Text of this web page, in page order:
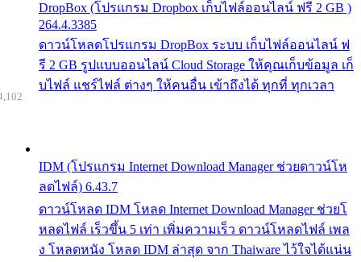
DropBox (โปรแกรม Dropbox เก็บไฟล์ออนไลน์ ฟรี 2 GB )
264.4.3385
ดาวน์โหลดโปรแกรม DropBox ระบบ เก็บไฟล์ออนไลน์ ฟ
รี 2 GB รูปแบบออนไลน์ Cloud Storage ให้คุณเก็บข้อมูล เก็
บไฟล์ แชร์ไฟล์ ต่างๆ ให้คนอื่น เข้าถึงได้ ทุกที่ ทุกเวลา
IDM (โปรแกรม Internet Download Manager ช่วยดาวน์โห
ลดไฟล์) 6.43.7
ดาวน์โหลด IDM โหลด Internet Download Manager ช่วยโ
หลดไฟล์ เร็วขึ้น 5 เท่า เพิ่มความเร็ว ดาวน์โหลดไฟล์ เพล
ง โหลดหนัง โหลด IDM ล่าสุด จาก Thaiware ไว้ใจได้แน่น